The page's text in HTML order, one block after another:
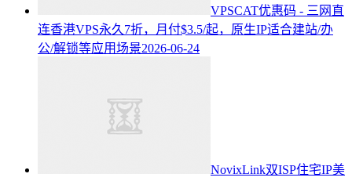
VPSCAT优惠码 - 三网直
连香港VPS永久7折，月付$3.5/起，原生IP适合建站/办
公/解锁等应用场景2026-06-24
NovixLink双ISP住宅IP美